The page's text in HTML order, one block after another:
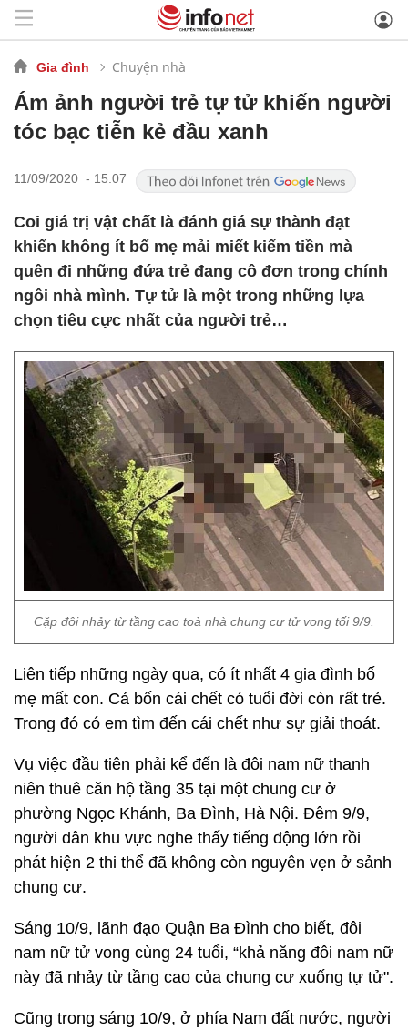
Gia đình Chuyện nhà
Ám ảnh người trẻ tự tử khiến người
tóc bạc tiễn kẻ đầu xanh
11/09/2020 - 15:07
Coi giá trị vật chất là đánh giá sự thành đạt
khiến không ít bố mẹ mải miết kiếm tiền mà
quên đi những đứa trẻ đang cô đơn trong chính
ngôi nhà mình. Tự tử là một trong những lựa
chọn tiêu cực nhất của người trẻ…
Cặp đôi nhảy từ tầng cao toà nhà chung cư tử vong tối 9/9.
Liên tiếp những ngày qua, có ít nhất 4 gia đình bố
mẹ mất con. Cả bốn cái chết có tuổi đời còn rất trẻ.
Trong đó có em tìm đến cái chết như sự giải thoát.
Vụ việc đầu tiên phải kể đến là đôi nam nữ thanh
niên thuê căn hộ tầng 35 tại một chung cư ở
phường Ngọc Khánh, Ba Đình, Hà Nội. Đêm 9/9,
người dân khu vực nghe thấy tiếng động lớn rồi
phát hiện 2 thi thể đã không còn nguyên vẹn ở sảnh
chung cư.
Sáng 10/9, lãnh đạo Quận Ba Đình cho biết, đôi
nam nữ tử vong cùng 24 tuổi, “khả năng đôi nam nữ
này đã nhảy từ tầng cao của chung cư xuống tự tử".
Cũng trong sáng 10/9, ở phía Nam đất nước, người